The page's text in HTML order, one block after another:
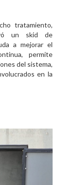
tratamiento,
un skid de
a mejorar el
permite
del sistema,
en la